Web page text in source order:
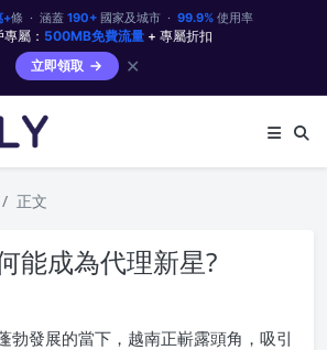
+條 · 涵蓋 190+國家及城市 · 99.9%使用率
屬： 500MB免費流量 + 專屬折扣
立即領取
✕
正文
能成為代理新星?
勃發展的當下，越南正嶄露頭角，吸引